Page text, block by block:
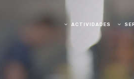
ACTIVIDADES